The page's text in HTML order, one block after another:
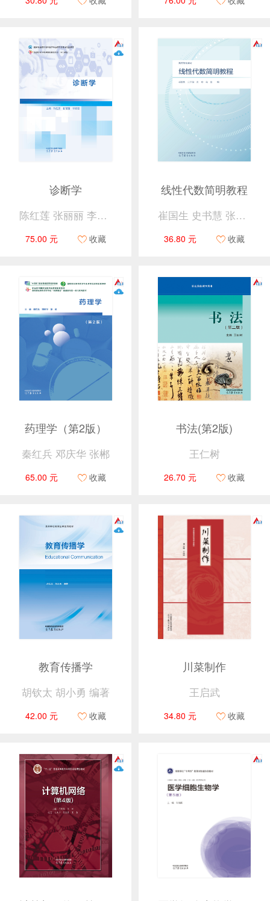
诊断学
陈红莲 张丽丽 李素君
75.00 元 收藏
线性代数简明教程
崔国生 史书慧 张娇 毛显 编
36.80 元 收藏
药理学（第2版）
秦红兵 邓庆华 张郴
65.00 元 收藏
书法(第2版)
王仁树
26.70 元 收藏
教育传播学
胡钦太 胡小勇 编著
42.00 元 收藏
川菜制作
王启武
34.80 元 收藏